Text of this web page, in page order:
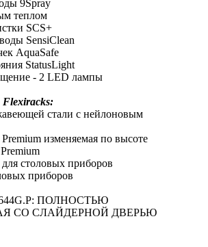
9Spray
теплом
SCS+
SensiClean
AquaSafe
StatusLight
- 2 LED лампы
Flexiracks:
стали с нейлоновым
изменяемая по высоте
столовых приборов
приборов
644G.P: ПОЛНОСТЬЮ
СО СЛАЙДЕРНОЙ ДВЕРЬЮ